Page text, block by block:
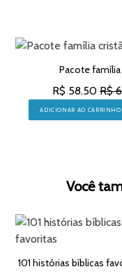
Pacote
R$ 58.50 R$
ADICIONAR AO CARRINHO
Você
101 histórias bíblicas